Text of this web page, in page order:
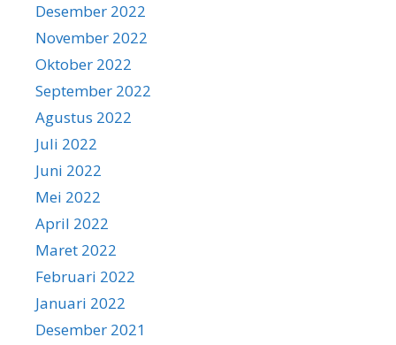
Desember 2022
November 2022
Oktober 2022
September 2022
Agustus 2022
Juli 2022
Juni 2022
Mei 2022
April 2022
Maret 2022
Februari 2022
Januari 2022
Desember 2021